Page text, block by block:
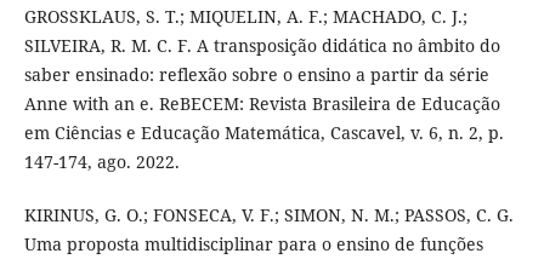
GROSSKLAUS, S. T.; MIQUELIN, A. F.; MACHADO, C. J.;
SILVEIRA, R. M. C. F. A transposição didática no âmbito do
saber ensinado: reflexão sobre o ensino a partir da série
Anne with an e. ReBECEM: Revista Brasileira de Educação
em Ciências e Educação Matemática, Cascavel, v. 6, n. 2, p.
147-174, ago. 2022.
KIRINUS, G. O.; FONSECA, V. F.; SIMON, N. M.; PASSOS, C. G.
Uma proposta multidisciplinar para o ensino de funções